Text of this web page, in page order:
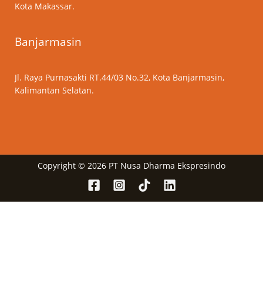
Kota Makassar.
Banjarmasin
Jl. Raya Purnasakti RT.44/03 No.32, Kota Banjarmasin,
Kalimantan Selatan.
Copyright © 2026 PT Nusa Dharma Ekspresindo